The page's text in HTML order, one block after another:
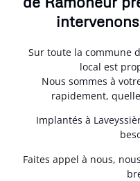
Sur toute la commune
local est
Nous sommes à
rapidement,
Implantés à
Faites appel à nous,